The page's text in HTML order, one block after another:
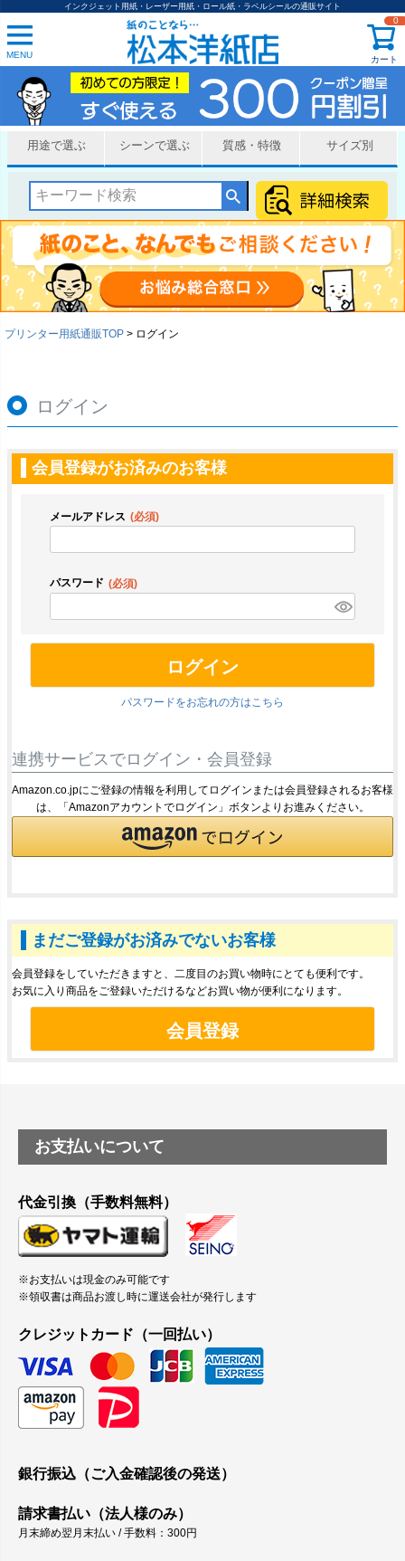
インクジェット用紙・レーザー用紙・ロール紙・ラベルシールの通販サイト
MENU カート
0
用途で選ぶ シーンで選ぶ 質感・特徴 サイズ別
プリンター用紙通販TOP ログイン
ログイン
会員登録がお済みのお客様
メールアドレス (必須)
パスワード (必須)
ログイン
パスワードをお忘れの方はこちら
連携サービスでログイン・会員登録
Amazon.co.jpにご登録の情報を利用してログインまたは会員登録されるお客様
は、「Amazonアカウントでログイン」ボタンよりお進みください。
まだご登録がお済みでないお客様
会員登録をしていただきますと、二度目のお買い物時にとても便利です。
お気に入り商品をご登録いただけるなどお買い物が便利になります。
会員登録
お支払いについて
代金引換（手数料無料）
※お支払いは現金のみ可能です
※領収書は商品お渡し時に運送会社が発行します
クレジットカード（一回払い）
銀行振込（ご入金確認後の発送）
請求書払い（法人様のみ）
月末締め翌月末払い / 手数料：300円